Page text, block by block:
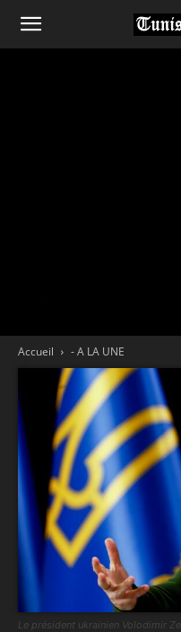
Accueil - A LA UNE
Le président ukrainien Volodimir